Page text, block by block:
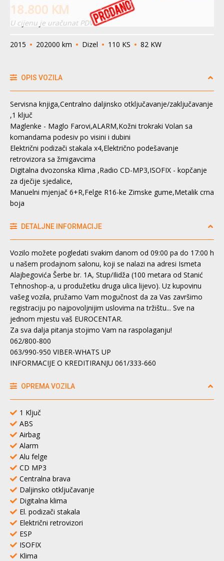
18.800 KM
U cijenu je uračunat PDV
2015 202000 km Dizel 110 KS 82 KW
OPIS VOZILA
Servisna knjiga,Centralno daljinsko otključavanje/zaključavanje
,1 ključ
Maglenke - Maglo Farovi,ALARM,Kožni trokraki Volan sa
komandama podesiv po visini i dubini
Električni podizači stakala x4,Električno podešavanje
retrovizora sa žmigavcima
Digitalna dvozonska Klima ,Radio CD-MP3,ISOFIX - kopčanje
za dječije sjedalice,
Manuelni mjenjač 6+R,Felge R16-ke Zimske gume,Metalik crna
boja
DETALJNE INFORMACIJE
Vozilo možete pogledati svakim danom od 09:00 pa do 17:00 h
u našem prodajnom salonu, koji se nalazi na adresi Ismeta
Alajbegovića Šerbe br. 1A, Stup/Ilidža (100 metara od Stanić
Tehnoshop-a, u produžetku druga ulica lijevo). Uz kupovinu
vašeg vozila, pružamo Vam mogučnost da za Vas završimo
registraciju po najpovoljnijim uslovima na tržištu... Sve na
jednom mjestu vaš EUROCENTAR.
Za sva dalja pitanja stojimo Vam na raspolaganju!
062/800-800
063/990-950 VIBER-WHATS UP
INFORMACIJE O KREDITIRANJU 061/333-660
OPREMA VOZILA
1 Ključ
ABS
Airbag
Alarm
Alu felge
CD MP3
Centralna brava
Daljinsko otključavanje
Digitalna klima
El. podizači stakala
Električni retrovizori
ESP
ISOFIX
Klima